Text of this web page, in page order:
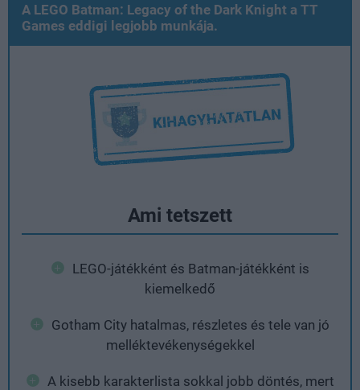
A LEGO Batman: Legacy of the Dark Knight a TT
Games eddigi legjobb munkája.
Ami tetszett
LEGO-játékként és Batman-játékként is
kiemelkedő
Gotham City hatalmas, részletes és tele van jó
melléktevékenységekkel
A kisebb karakterlista sokkal jobb döntés, mert